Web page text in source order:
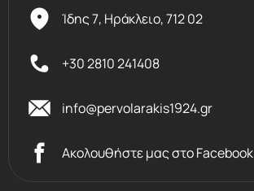
Ίδης 7, Ηράκλειο,712 02
+30 2810 241408
info@pervolarakis1924.gr
Ακολουθήστε μας στο Facebook